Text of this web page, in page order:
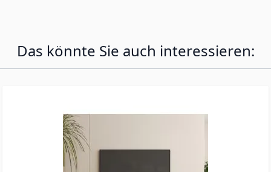
Das könnte Sie auch interessieren: